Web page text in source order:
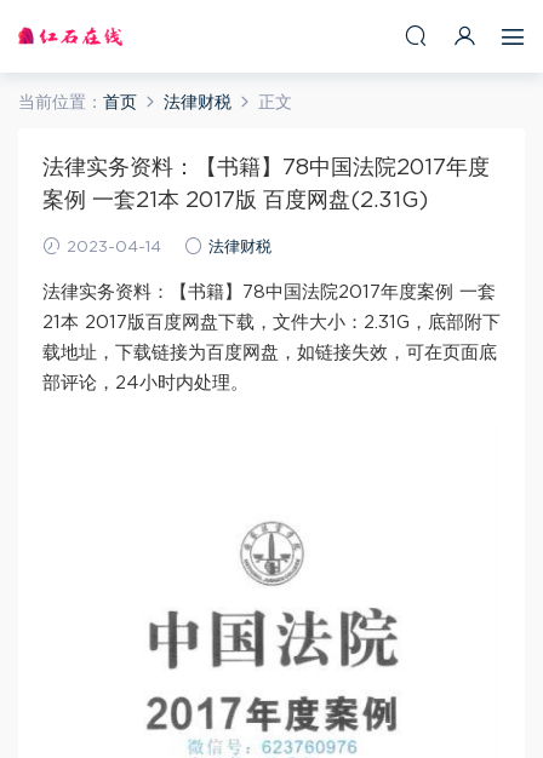
当前位置： 首页 法律财税 正文
法律实务资料：【书籍】78中国法院2017年度
案例 一套21本 2017版 百度网盘(2.31G)
2023-04-14 法律财税
法律实务资料：【书籍】78中国法院2017年度案例 一套
21本 2017版百度网盘下载，文件大小：2.31G，底部附下
载地址，下载链接为百度网盘，如链接失效，可在页面底
部评论，24小时内处理。